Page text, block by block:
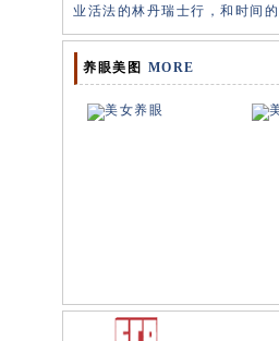
业活法的林丹瑞士行，和时间的
养眼美图 MORE